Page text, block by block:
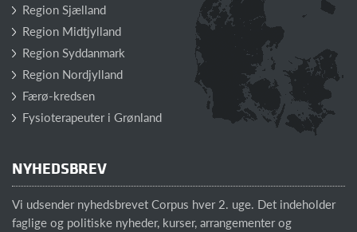
Region Sjælland
Region Midtjylland
Region Syddanmark
Region Nordjylland
Færø-kredsen
Fysioterapeuter i Grønland
NYHEDSBREV
Vi udsender nyhedsbrevet Corpus hver 2. uge. Det indeholder
faglige og politiske nyheder, kurser, arrangementer og